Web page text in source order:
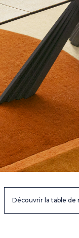
Découvrir la table de